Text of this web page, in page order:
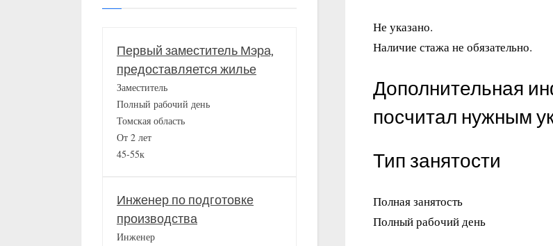
Не указано.
Наличие стажа не обязательно.
Дополнительная
посчитал нужным
Тип занятости
Полная занятость
Полный рабочий день
Первый заместитель Мэра,
предоставляется жилье
Заместитель
Полный рабочий день
Томская область
От 2 лет
45-55к
Инженер по подготовке
производства
Инженер